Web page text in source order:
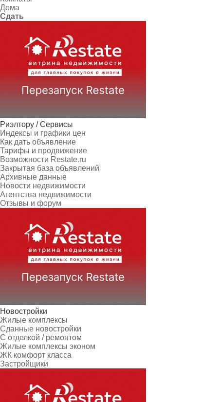
Дома
Сдать
Риэлтору / Сервисы
Индексы и графики цен
Как дать объявление
Тарифы и продвижение
Возможности Restate.ru
Закрытая база объявлений
Архивные данные
Новости недвижимости
Агентства недвижимости
Отзывы и форум
Новостройки
Жилые комплексы
Сданные новостройки
С отделкой / ремонтом
Жилые комплексы эконом
ЖК комфорт класса
Застройщики